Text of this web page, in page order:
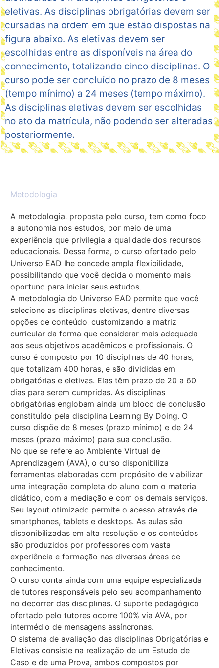
eletivas. As disciplinas obrigatórias devem ser
cursadas na ordem em que estão dispostas na
figura abaixo. As eletivas devem ser
escolhidas entre as disponíveis na área do
conhecimento, totalizando cinco disciplinas. O
curso pode ser concluído no prazo de 8 meses
(tempo mínimo) a 24 meses (tempo máximo).
As disciplinas eletivas devem ser escolhidas
no ato da matrícula, não podendo ser alteradas
posteriormente.
Metodologia
A metodologia, proposta pelo curso, tem como foco
a autonomia nos estudos, por meio de uma
experiência que privilegia a qualidade dos recursos
educacionais. Dessa forma, o curso ofertado pelo
Universo EAD lhe concede ampla flexibilidade,
possibilitando que você decida o momento mais
oportuno para iniciar seus estudos.
A metodologia do Universo EAD permite que você
selecione as disciplinas eletivas, dentre diversas
opções de conteúdo, customizando a matriz
curricular da forma que considerar mais adequada
aos seus objetivos acadêmicos e profissionais. O
curso é composto por 10 disciplinas de 40 horas,
que totalizam 400 horas, e são divididas em
obrigatórias e eletivas. Elas têm prazo de 20 a 60
dias para serem cumpridas. As disciplinas
obrigatórias englobam ainda um bloco de conclusão
constituído pela disciplina Learning By Doing. O
curso dispõe de 8 meses (prazo mínimo) e de 24
meses (prazo máximo) para sua conclusão.
No que se refere ao Ambiente Virtual de
Aprendizagem (AVA), o curso disponibiliza
ferramentas elaboradas com propósito de viabilizar
uma integração completa do aluno com o material
didático, com a mediação e com os demais serviços.
Seu layout otimizado permite o acesso através de
smartphones, tablets e desktops. As aulas são
disponibilizadas em alta resolução e os conteúdos
são produzidos por professores com vasta
experiência e formação nas diversas áreas de
conhecimento.
O curso conta ainda com uma equipe especializada
de tutores responsáveis pelo seu acompanhamento
no decorrer das disciplinas. O suporte pedagógico
ofertado pelo tutores ocorre 100% via AVA, por
intermédio de mensagens assíncronas.
O sistema de avaliação das disciplinas Obrigatórias e
Eletivas consiste na realização de um Estudo de
Caso e de uma Prova, ambos compostos por